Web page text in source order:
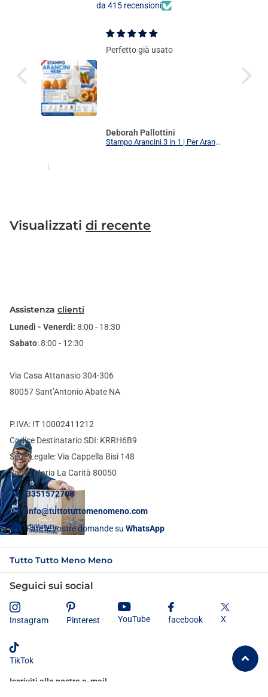
da 415 recensioni
Perfetto già usato
Deborah Pallottini
Stampo Arancini 3 in 1 | Per Arancini, Supplì e Polpette Uniformi | 3 Forme Intercambiabili Food Grade + Ricettario
Visualizzati di recente
Assistenza clienti
Lunedì - Venerdì: 8:00 - 18:30
Sabato: 8:00 - 12:30
Via Casa Attanasio 304-306
80057 Sant’Antonio Abate NA
P.IVA: IT 10002411212
Codice Destinatario SDI: KRRH6B9
Sede Legale: Via Cappella Bisi 148
Santa Maria La Carità 80050
3351572708
info@tuttotuttomenomeno.com
Fate le vostre domande su WhatsApp
Tutto Tutto Meno Meno
Seguici sui social
Instagram Pinterest YouTube facebook X
TikTok
Iscriviti alle nostre e-mail